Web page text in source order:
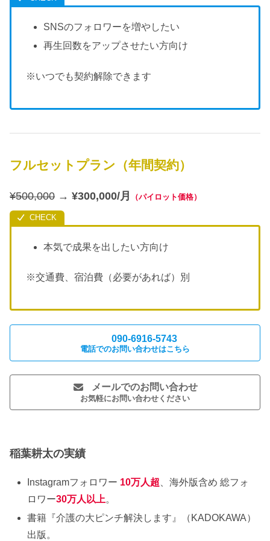
SNSのフォロワーを増やしたい
再生回数をアップさせたい方向け
※いつでも契約解除できます
フルセットプラン （年間契約）
¥500,000 → ¥300,000/月 （パイロット価格）
本気で成果を出したい方向け
※交通費、宿泊費（必要があれば）別
090-6916-5743
電話でのお問い合わせはこちら
メールでのお問い合わせ
お気軽にお問い合わせください
稲葉耕太の実績
Instagramフォロワー 10万人超 、海外版含め 総フォ
ロワー30万人以上。
書籍『介護の大ピンチ解決します』（KADOKAWA）
出版。